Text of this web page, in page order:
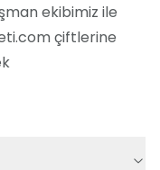
ekibimiz ile
çiftlerine